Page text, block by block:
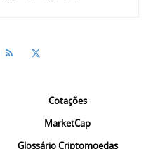
Cotações
MarketCap
Glossário Criptomoedas